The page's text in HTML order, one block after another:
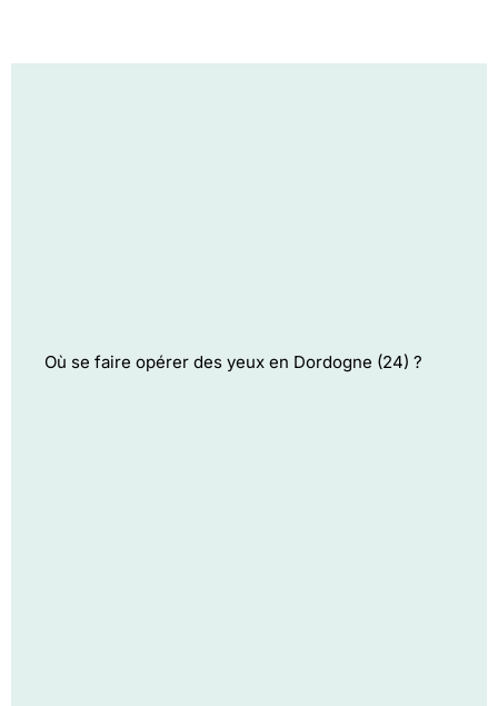
Où se faire opérer des yeux en Dordogne (24) ?